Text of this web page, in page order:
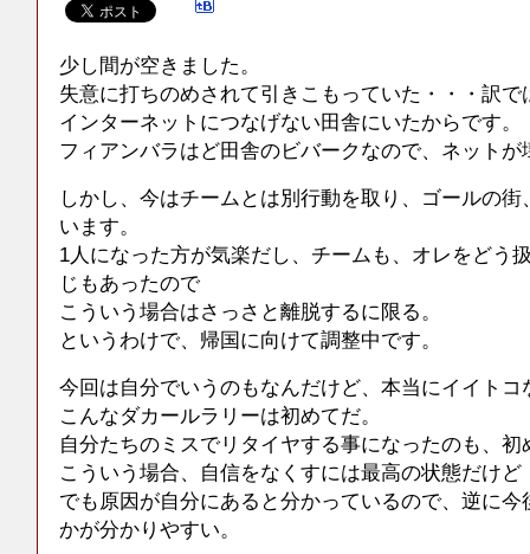
少し間が空きました。
失意に打ちのめされて引きこもっていた・・・訳で
インターネットにつなげない田舎にいたからです。
フィアンバラはど田舎のビバークなので、ネットが
しかし、今はチームとは別行動を取り、ゴールの
います。
1人になった方が気楽だし、チームも、オレをどう
じもあったので
こういう場合はさっさと離脱するに限る。
というわけで、帰国に向けて調整中です。
今回は自分でいうのもなんだけど、本当にイイトコ
こんなダカールラリーは初めてだ。
自分たちのミスでリタイヤする事になったのも、初
こういう場合、自信をなくすには最高の状態だけど
でも原因が自分にあると分かっているので、逆に
かが分かりやすい。